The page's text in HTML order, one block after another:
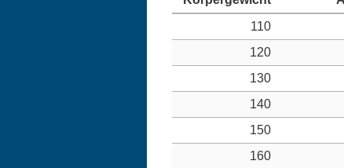
110
120
130
140
150
160